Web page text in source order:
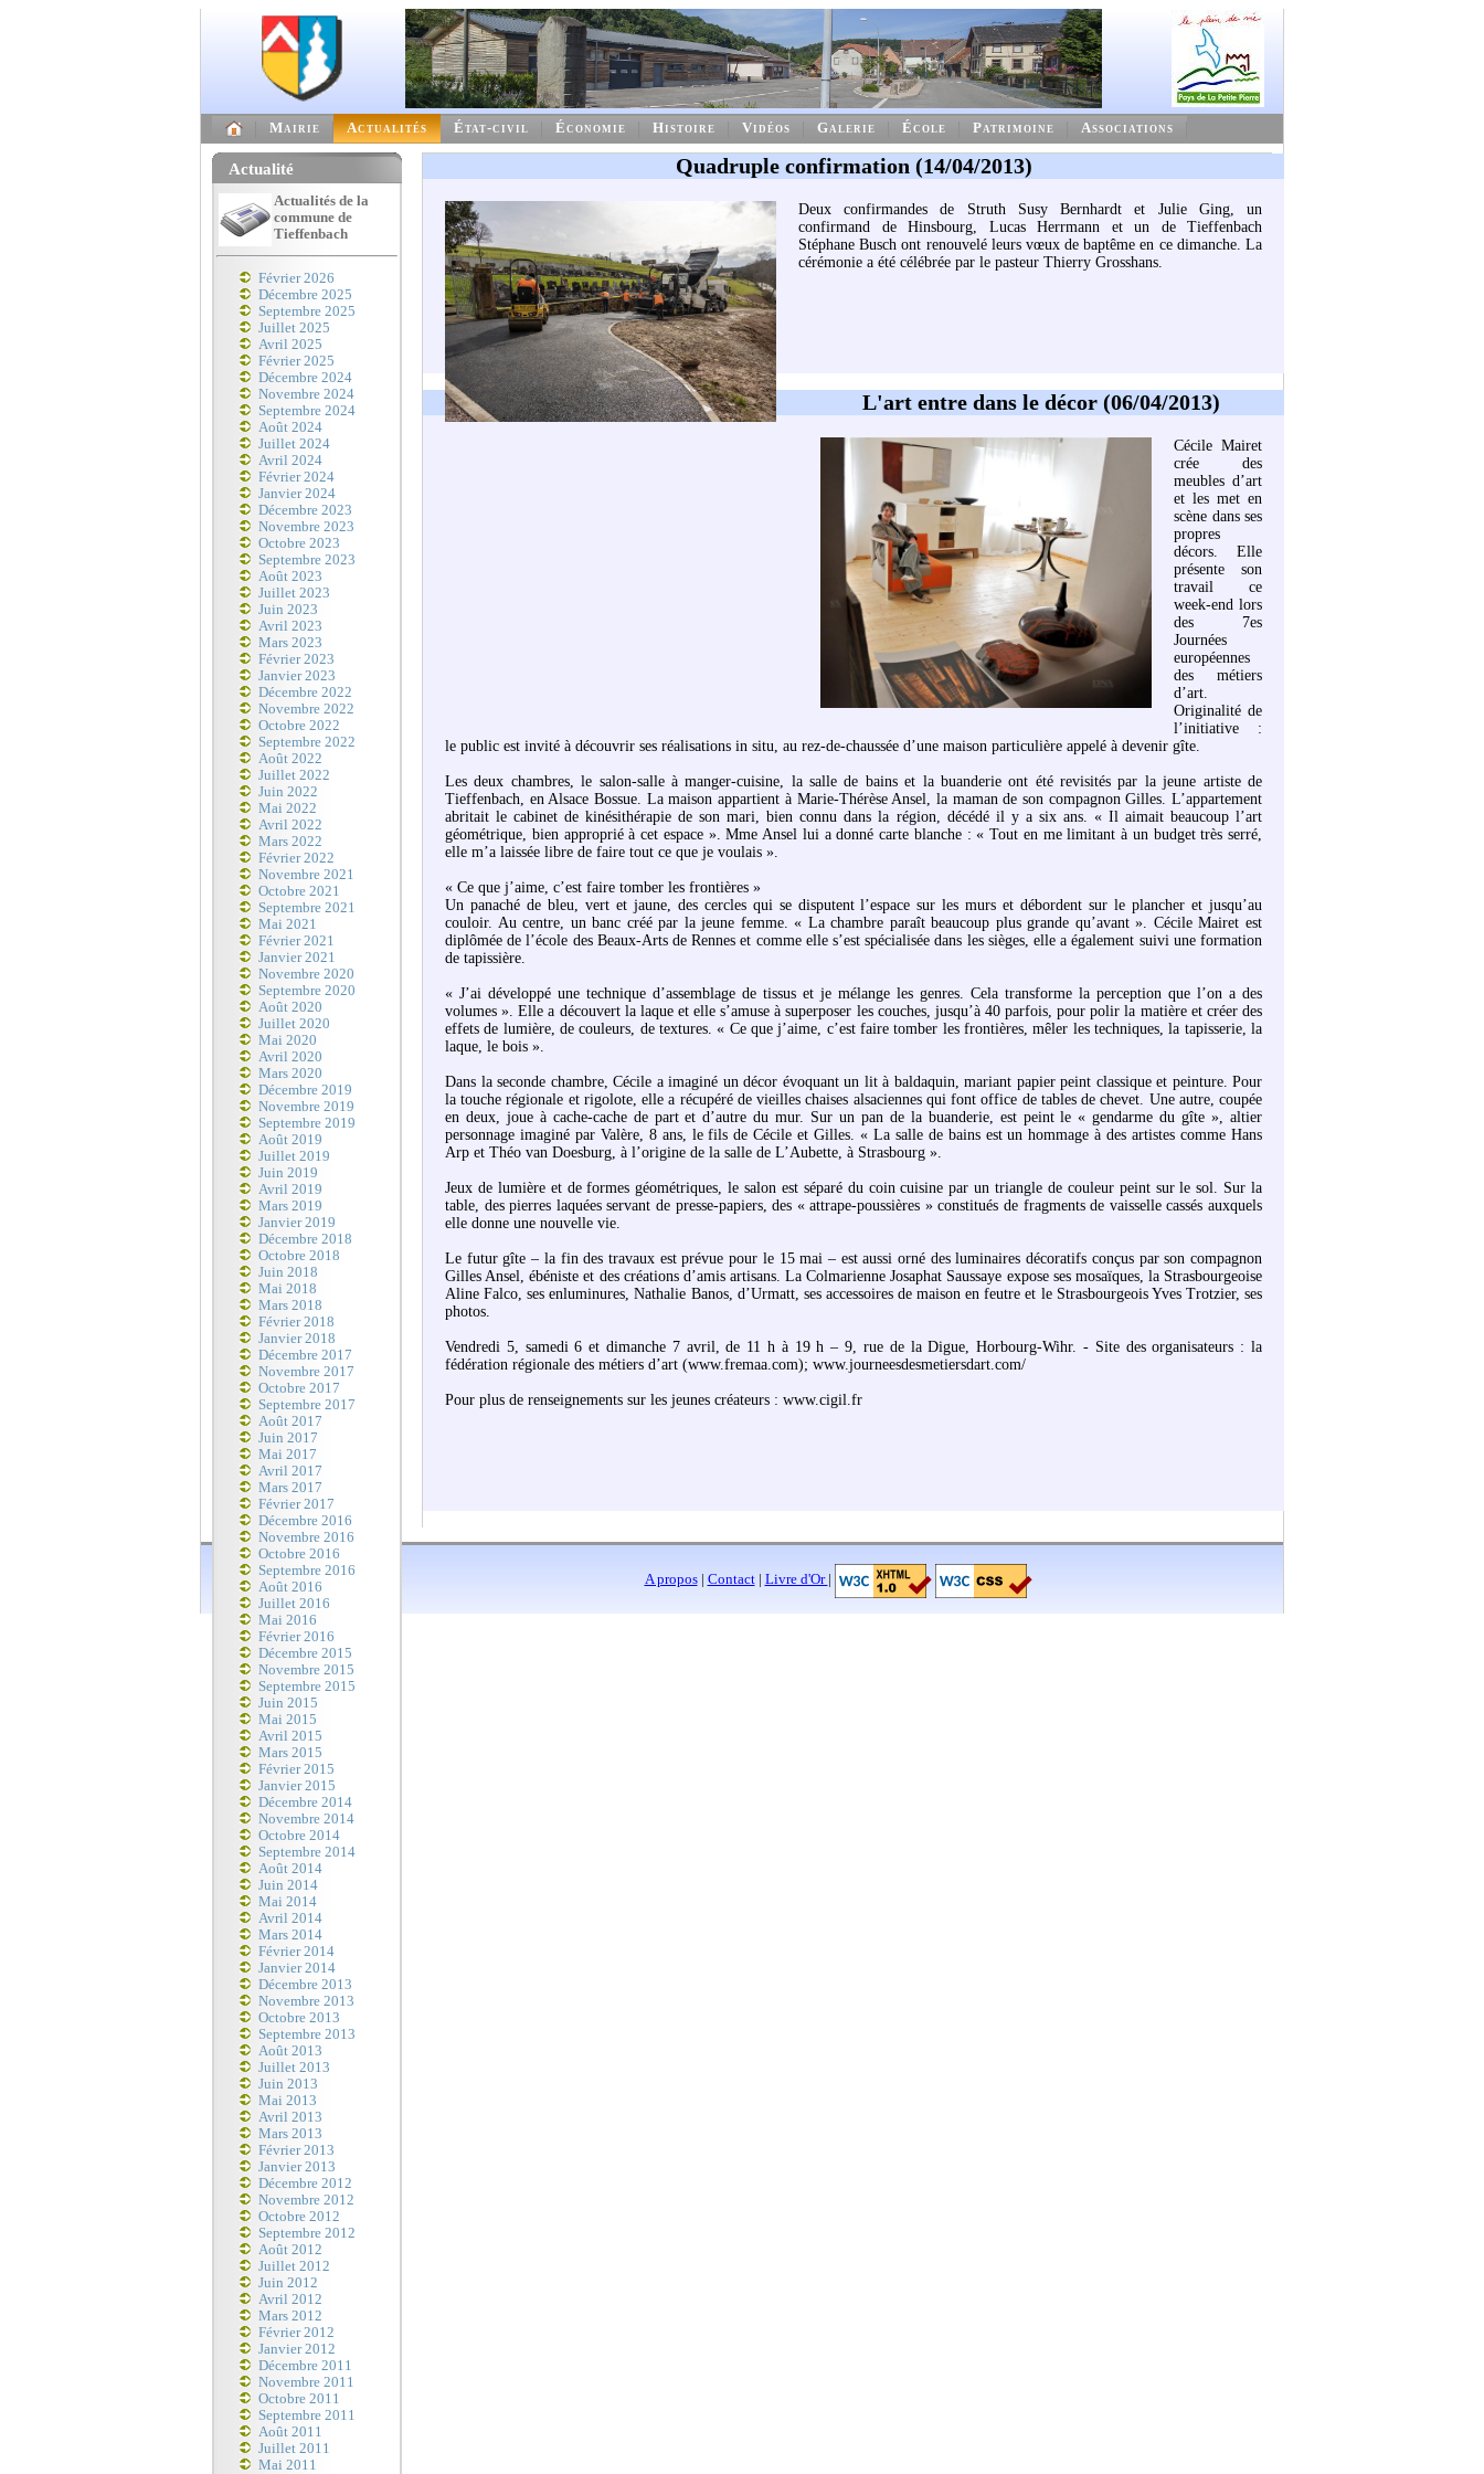
Mairie Actualités État-civil Économie Histoire Vidéos Galerie École Patrimoine Associations
Actualité
Actualités de la
commune de
Tieffenbach
Février 2026
Décembre 2025
Septembre 2025
Juillet 2025
Avril 2025
Février 2025
Décembre 2024
Novembre 2024
Septembre 2024
Août 2024
Juillet 2024
Avril 2024
Février 2024
Janvier 2024
Décembre 2023
Novembre 2023
Octobre 2023
Septembre 2023
Août 2023
Juillet 2023
Juin 2023
Avril 2023
Mars 2023
Février 2023
Janvier 2023
Décembre 2022
Novembre 2022
Octobre 2022
Septembre 2022
Août 2022
Juillet 2022
Juin 2022
Mai 2022
Avril 2022
Mars 2022
Février 2022
Novembre 2021
Octobre 2021
Septembre 2021
Mai 2021
Février 2021
Janvier 2021
Novembre 2020
Septembre 2020
Août 2020
Juillet 2020
Mai 2020
Avril 2020
Mars 2020
Décembre 2019
Novembre 2019
Septembre 2019
Août 2019
Juillet 2019
Juin 2019
Avril 2019
Mars 2019
Janvier 2019
Décembre 2018
Octobre 2018
Juin 2018
Mai 2018
Mars 2018
Février 2018
Janvier 2018
Décembre 2017
Novembre 2017
Octobre 2017
Septembre 2017
Août 2017
Juin 2017
Mai 2017
Avril 2017
Mars 2017
Février 2017
Décembre 2016
Novembre 2016
Octobre 2016
Septembre 2016
Août 2016
Juillet 2016
Mai 2016
Février 2016
Décembre 2015
Novembre 2015
Septembre 2015
Juin 2015
Mai 2015
Avril 2015
Mars 2015
Février 2015
Janvier 2015
Décembre 2014
Novembre 2014
Octobre 2014
Septembre 2014
Août 2014
Juin 2014
Mai 2014
Avril 2014
Mars 2014
Février 2014
Janvier 2014
Décembre 2013
Novembre 2013
Octobre 2013
Septembre 2013
Août 2013
Juillet 2013
Juin 2013
Mai 2013
Avril 2013
Mars 2013
Février 2013
Janvier 2013
Décembre 2012
Novembre 2012
Octobre 2012
Septembre 2012
Août 2012
Juillet 2012
Juin 2012
Avril 2012
Mars 2012
Février 2012
Janvier 2012
Décembre 2011
Novembre 2011
Octobre 2011
Septembre 2011
Août 2011
Juillet 2011
Mai 2011
Quadruple confirmation (14/04/2013)
Deux confirmandes de Struth Susy Bernhardt et Julie Ging, un
confirmand de Hinsbourg, Lucas Herrmann et un de Tieffenbach
Stéphane Busch ont renouvelé leurs vœux de baptême en ce dimanche. La
cérémonie a été célébrée par le pasteur Thierry Grosshans.
L'art entre dans le décor (06/04/2013)
Cécile Mairet
crée des
meubles d’art
et les met en
scène dans ses
propres
décors. Elle
présente son
travail ce
week-end lors
des 7es
Journées
européennes
des métiers
d’art.
Originalité de
l’initiative :
le public est invité à découvrir ses réalisations in situ, au rez-de-chaussée d’une maison particulière appelé à devenir gîte.
Les deux chambres, le salon-salle à manger-cuisine, la salle de bains et la buanderie ont été revisités par la jeune artiste de
Tieffenbach, en Alsace Bossue. La maison appartient à Marie-Thérèse Ansel, la maman de son compagnon Gilles. L’appartement
abritait le cabinet de kinésithérapie de son mari, bien connu dans la région, décédé il y a six ans. « Il aimait beaucoup l’art
géométrique, bien approprié à cet espace ». Mme Ansel lui a donné carte blanche : « Tout en me limitant à un budget très serré,
elle m’a laissée libre de faire tout ce que je voulais ».
« Ce que j’aime, c’est faire tomber les frontières »
Un panaché de bleu, vert et jaune, des cercles qui se disputent l’espace sur les murs et débordent sur le plancher et jusqu’au
couloir. Au centre, un banc créé par la jeune femme. « La chambre paraît beaucoup plus grande qu’avant ». Cécile Mairet est
diplômée de l’école des Beaux-Arts de Rennes et comme elle s’est spécialisée dans les sièges, elle a également suivi une formation
de tapissière.
« J’ai développé une technique d’assemblage de tissus et je mélange les genres. Cela transforme la perception que l’on a des
volumes ». Elle a découvert la laque et elle s’amuse à superposer les couches, jusqu’à 40 parfois, pour polir la matière et créer des
effets de lumière, de couleurs, de textures. « Ce que j’aime, c’est faire tomber les frontières, mêler les techniques, la tapisserie, la
laque, le bois ».
Dans la seconde chambre, Cécile a imaginé un décor évoquant un lit à baldaquin, mariant papier peint classique et peinture. Pour
la touche régionale et rigolote, elle a récupéré de vieilles chaises alsaciennes qui font office de tables de chevet. Une autre, coupée
en deux, joue à cache-cache de part et d’autre du mur. Sur un pan de la buanderie, est peint le « gendarme du gîte », altier
personnage imaginé par Valère, 8 ans, le fils de Cécile et Gilles. « La salle de bains est un hommage à des artistes comme Hans
Arp et Théo van Doesburg, à l’origine de la salle de L’Aubette, à Strasbourg ».
Jeux de lumière et de formes géométriques, le salon est séparé du coin cuisine par un triangle de couleur peint sur le sol. Sur la
table, des pierres laquées servant de presse-papiers, des « attrape-poussières » constitués de fragments de vaisselle cassés auxquels
elle donne une nouvelle vie.
Le futur gîte – la fin des travaux est prévue pour le 15 mai – est aussi orné des luminaires décoratifs conçus par son compagnon
Gilles Ansel, ébéniste et des créations d’amis artisans. La Colmarienne Josaphat Saussaye expose ses mosaïques, la Strasbourgeoise
Aline Falco, ses enluminures, Nathalie Banos, d’Urmatt, ses accessoires de maison en feutre et le Strasbourgeois Yves Trotzier, ses
photos.
Vendredi 5, samedi 6 et dimanche 7 avril, de 11 h à 19 h – 9, rue de la Digue, Horbourg-Wihr. - Site des organisateurs : la
fédération régionale des métiers d’art (www.fremaa.com); www.journeesdesmetiersdart.com/
Pour plus de renseignements sur les jeunes créateurs : www.cigil.fr
A propos| Contact| Livre d'Or